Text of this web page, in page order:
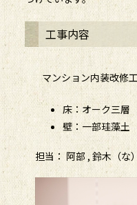
工事内容
マンション内装改修
床：オーク三層
壁：一部珪藻土
担当： 阿部 , 鈴木（な